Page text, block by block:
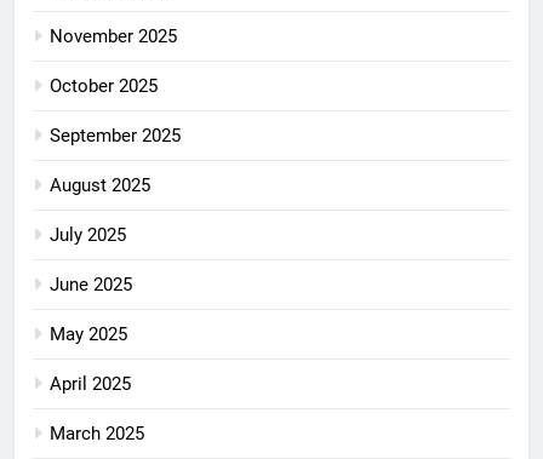
November 2025
October 2025
September 2025
August 2025
July 2025
June 2025
May 2025
April 2025
March 2025